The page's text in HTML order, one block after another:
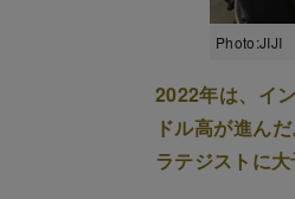
Photo:JIJI
2022年は、イ
ドル高が進ん
ラテジストに大